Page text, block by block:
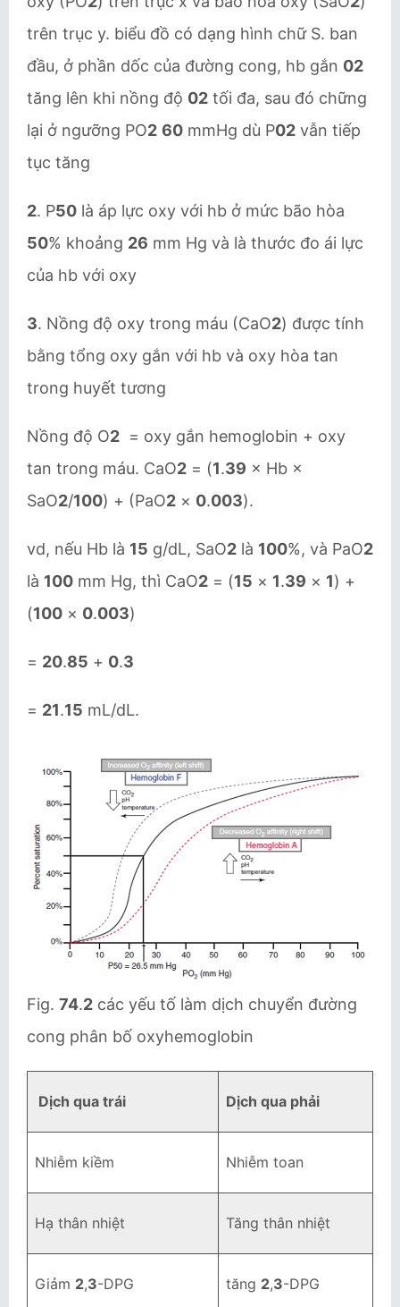
trên trục y. biểu đồ có dạng hình chữ S. ban
đầu, ở phần dốc của đường cong, hb gắn 02
tăng lên khi nồng độ 02 tối đa, sau đó chững
lại ở ngưỡng PO2 60 mmHg dù P02 vẫn tiếp
tục tăng
2. P50 là áp lực oxy với hb ở mức bão hòa
50% khoảng 26 mm Hg và là thước đo ái lực
của hb với oxy
3. Nồng độ oxy trong máu (CaO2) được tính
bằng tổng oxy gắn với hb và oxy hòa tan
trong huyết tương
Nồng độ O2 = oxy gắn hemoglobin + oxy
tan trong máu. CaO2 = (1.39 × Hb ×
SaO2/100) + (PaO2 × 0.003).
vd, nếu Hb là 15 g/dL, SaO2 là 100%, và PaO2
là 100 mm Hg, thì CaO2 = (15 × 1.39 × 1) +
(100 × 0.003)
= 20.85 + 0.3
= 21.15 mL/dL.
Fig. 74.2 các yếu tố làm dịch chuyển đường
cong phân bố oxyhemoglobin
Dịch qua trái Dịch qua phải
Nhiễm kiềm Nhiễm toan
Hạ thân nhiệt Tăng thân nhiệt
Giảm 2,3-DPG tăng 2,3-DPG